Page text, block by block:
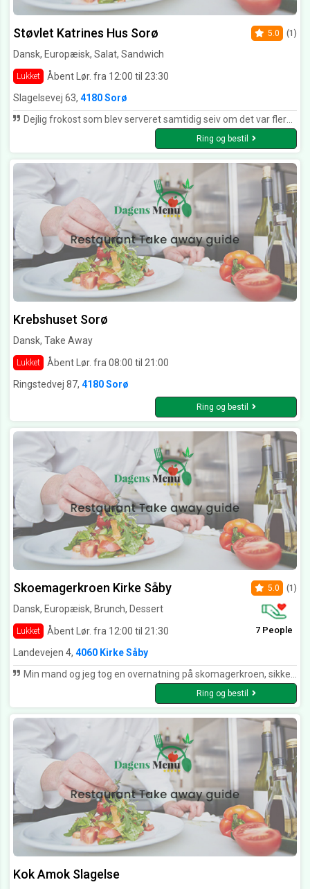
Støvlet Katrines Hus Sorø
Dansk, Europæisk, Salat, Sandwich
Lukket Åbent Lør. fra 12:00 til 23:30
5.0 (1)
Slagelsevej 63, 4180 Sorø
Dejlig frokost som blev serveret samtidig seiv om det var flere forskellige retter. Smagte fantastisk er melding fra alle ti. Venlig og dygtig betjening. Kan varmt anbefales.
Ring og bestil
Krebshuset Sorø
Dansk, Take Away
Lukket
Åbent Lør. fra 08:00 til 21:00
Ringstedvej 87, 4180 Sorø
Ring og bestil
Skoemagerkroen Kirke Såby
Dansk, Europæisk, Brunch, Dessert
Lukket Åbent Lør. fra 12:00 til 21:30
5.0 (1)
7 People
Landevejen 4, 4060 Kirke Såby
Min mand og jeg tog en overnatning på skomagerkroen, sikke en fantastisk oplevelse. Vi blev budt velkommen af det sødeste personale og fik vist vores værelse. Bagefter blev vi budt på kaffe og den lækreste kage alt var så smukt serveret, da solen skinnede spurgt vi om vi kunne få kaffe ude i deres hyggelig gård hvilket slet ikke var noget problem. Aftensmaden var fantastisk og der var en sød ung pige der fortalte om maden og de forskellige vine, der var så hyggelig en stemning på den smukke kro. Da vi vågnede og skulle have morgenmad blev der serveret så meget lækker mad og vi kunne ikke spise halvdelen alt var så smukt og med mange hjemmelavede ting. Vi skal helt klart besøge skomagerkroen igen. Tak for jer ❤️👌
Ring og bestil
Kok Amok Slagelse